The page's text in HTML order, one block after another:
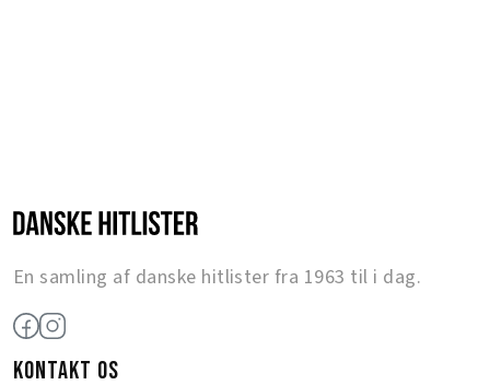
En samling af danske hitlister fra 1963 til i dag.
KONTAKT OS